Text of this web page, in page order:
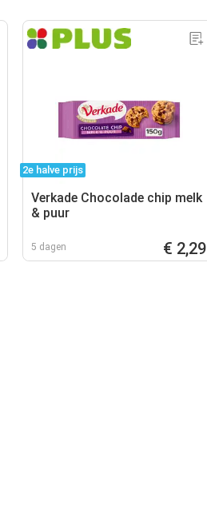
2e halve prijs
Verkade Chocolade chip melk
& puur
5 dagen € 2,29